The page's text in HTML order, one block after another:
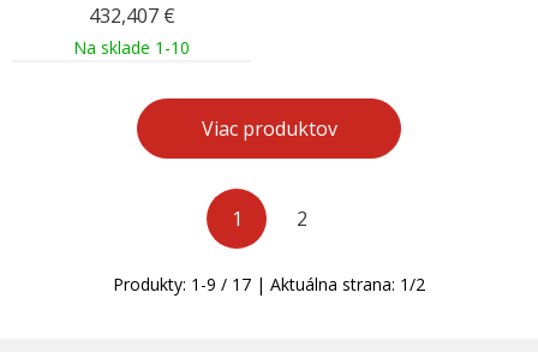
432,407 €
Na sklade 1-10
Viac produktov
1 2
Produkty: 1 -9 / 17 | Aktuálna strana: 1/2